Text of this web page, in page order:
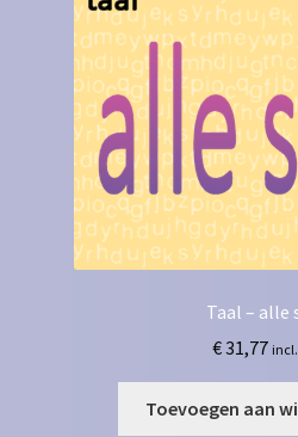
Taal – alle
€31,77
Toevoegen aan